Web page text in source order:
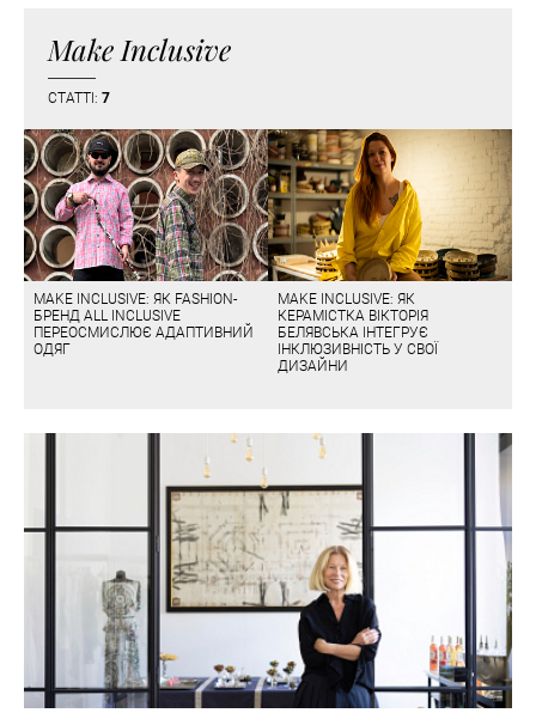
Make Inclusive
СТАТТІ: 7
MAKE INCLUSIVE: ЯК FASHION-
БРЕНД ALL INCLUSIVE
ПЕРЕОСМИСЛЮЄ АДАПТИВНИЙ
ОДЯГ
MAKE INCLUSIVE: ЯК
КЕРАМІСТКА ВІКТОРІЯ
БЕЛЯВСЬКА ІНТЕГРУЄ
ІНКЛЮЗИВНІСТЬ У СВОЇ
ДИЗАЙНИ